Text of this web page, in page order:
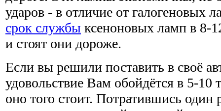
ударов - в отличие от галогеновых
срок службы ксеноновых ламп в 8-
и стоят они дороже.
Если вы решили поставить в своё
удовольствие Вам обойдётся в 5-10
оно того стоит. Потратившись один